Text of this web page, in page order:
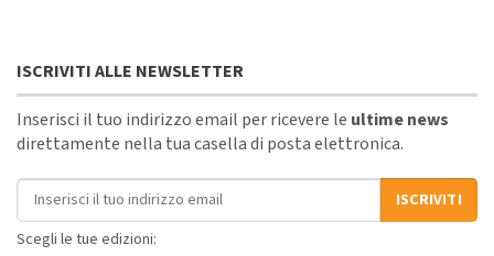
ISCRIVITI ALLE NEWSLETTER
Inserisci il tuo indirizzo email per ricevere le ultime news
direttamente nella tua casella di posta elettronica.
Indirizzo email
ISCRIVITI
Scegli le tue edizioni: